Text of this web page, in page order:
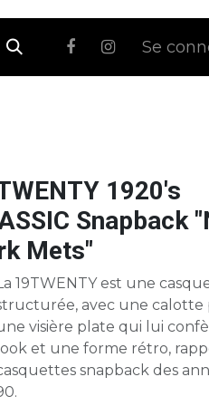
Se
1920's
Snapback
Mets"
19TWENTY est une
avec une calotte
visière plate qui lui
look et une forme rétro,
snapback des